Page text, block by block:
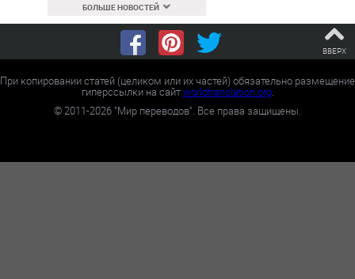
БОЛЬШЕ НОВОСТЕЙ
ВВЕРХ
При копировании статей (целиком или их частей) обязательно размещение
гиперссылки на сайтworldtranslation.org.
©2011-2026 "Мир переводов". Все права защищены.